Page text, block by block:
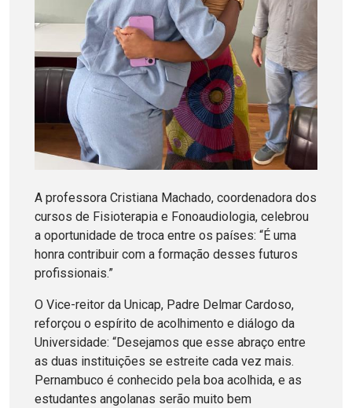
A professora Cristiana Machado, coordenadora dos
cursos de Fisioterapia e Fonoaudiologia, celebrou
a oportunidade de troca entre os países: “É uma
honra contribuir com a formação desses futuros
profissionais.”
O Vice-reitor da Unicap, Padre Delmar Cardoso,
reforçou o espírito de acolhimento e diálogo da
Universidade: “Desejamos que esse abraço entre
as duas instituições se estreite cada vez mais.
Pernambuco é conhecido pela boa acolhida, e as
estudantes angolanas serão muito bem